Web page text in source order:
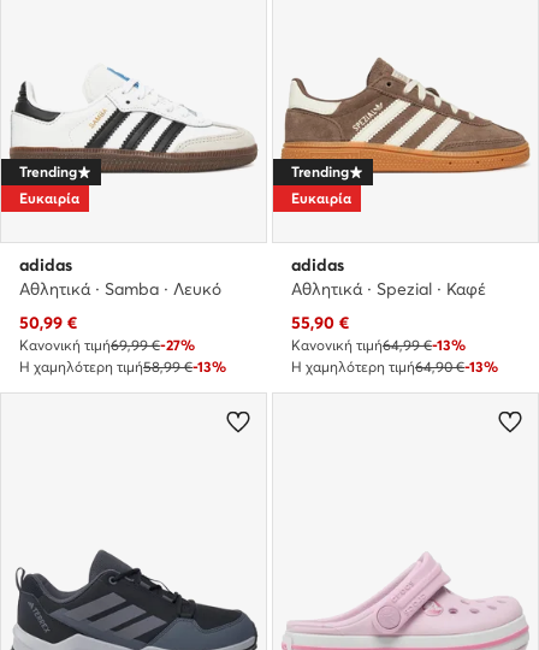
Trending
Ευκαιρία
adidas
Αθλητικά · Samba · Λευκό
Τρέχουσα τιμή
50,99 €
Κανονική τιμή69,99 €-27%
Η χαμηλότερη τιμή58,99 €-13%
Trending
Ευκαιρία
adidas
Αθλητικά · Spezial · Καφέ
Τρέχουσα τιμή
55,90 €
Κανονική τιμή64,99 €-13%
Η χαμηλότερη τιμή64,90 €-13%